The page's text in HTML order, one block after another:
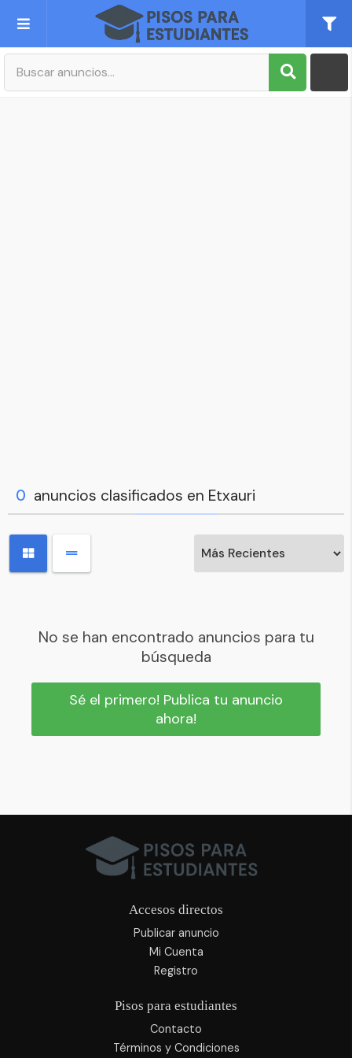
Publica tu Anuncio
0 anuncios clasificados en Etxauri
No se han encontrado anuncios para tu
búsqueda
Sé el primero! Publica tu anuncio
ahora!
Accesos directos
Publicar anuncio
Mi Cuenta
Registro
Pisos para estudiantes
Contacto
Términos y Condiciones